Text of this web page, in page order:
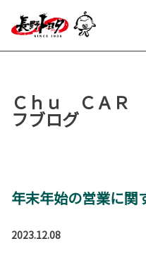
Ｃｈｕ ＣＡＲ
フブログ
年末年始の営業に関
2023.12.08